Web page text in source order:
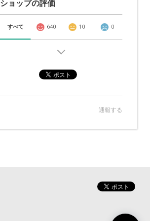
ショップの評価
すべて 640 10 0
通報する